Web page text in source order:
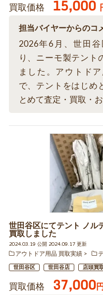
買取価格 15,000
担当バイヤーからのコ
2026年6月、世田
り、ニーモ製テント
ました。アウトド
で、テントをはじめ
とめて査定・買取・
世田谷区にてテント ノル
買取しました
2024.03.19 公開 2024.09.17 更新
アウトドア用品 買取実績
世田谷区 世田谷店 店頭買
買取価格 37,000円